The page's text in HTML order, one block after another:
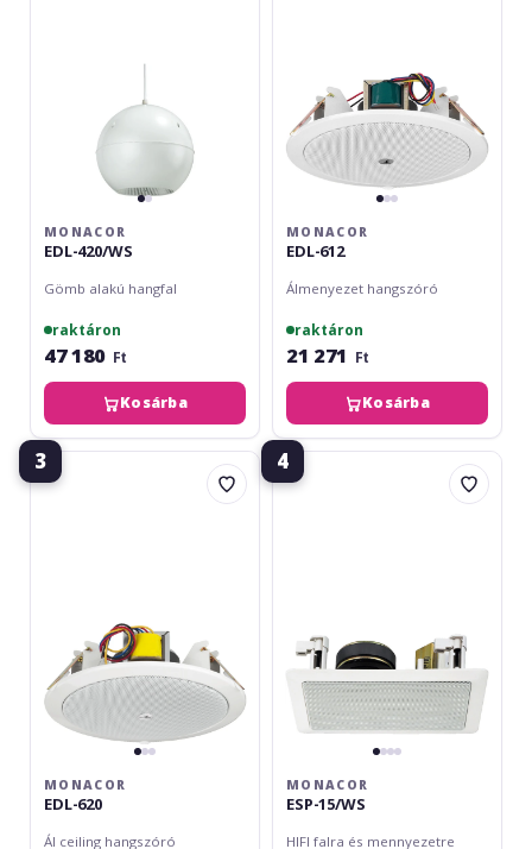
MONACOR
EDL-420/WS
Gömb alakú hangfal
raktáron
47 180 Ft
Kosárba
MONACOR
EDL-612
Álmenyezet hangszóró
raktáron
21 271 Ft
Kosárba
3
Monacor
EDL-
MONACOR
EDL-620
Ál ceiling hangszóró
4
Monacor
ESP-
MONACOR
ESP-15/WS
HIFI falra és mennyezetre